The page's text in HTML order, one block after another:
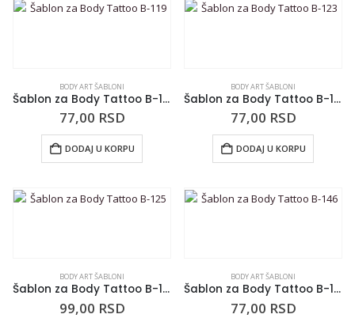
BODY ART ŠABLONI
Šablon za Body Tattoo B-119
77,00 RSD
DODAJ U KORPU
BODY ART ŠABLONI
Šablon za Body Tattoo B-123
77,00 RSD
DODAJ U KORPU
BODY ART ŠABLONI
Šablon za Body Tattoo B-125
99,00 RSD
BODY ART ŠABLONI
Šablon za Body Tattoo B-146
77,00 RSD